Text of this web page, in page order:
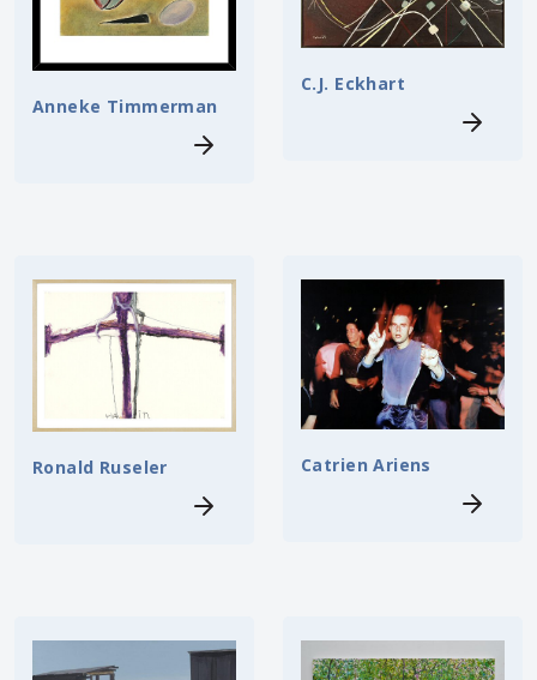
Anneke Timmerman
C.J. Eckhart
Ronald Ruseler Catrien Ariens